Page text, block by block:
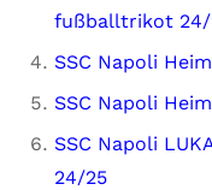
fußballtrikot 24/
SSC Napoli
SSC Napoli
SSC Napoli
24/25